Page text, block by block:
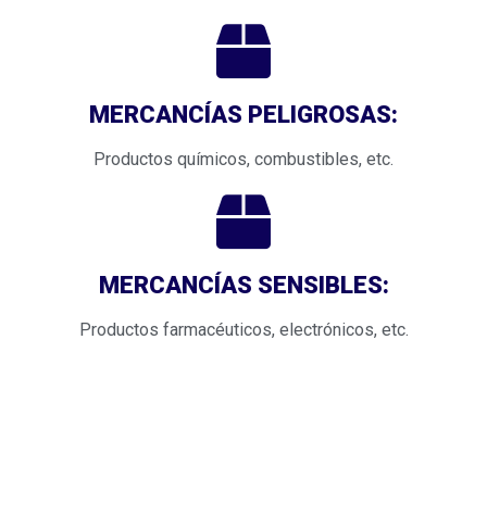
MERCANCÍAS PELIGROSAS:
Productos químicos, combustibles, etc.
MERCANCÍAS SENSIBLES:
Productos farmacéuticos, electrónicos, etc.